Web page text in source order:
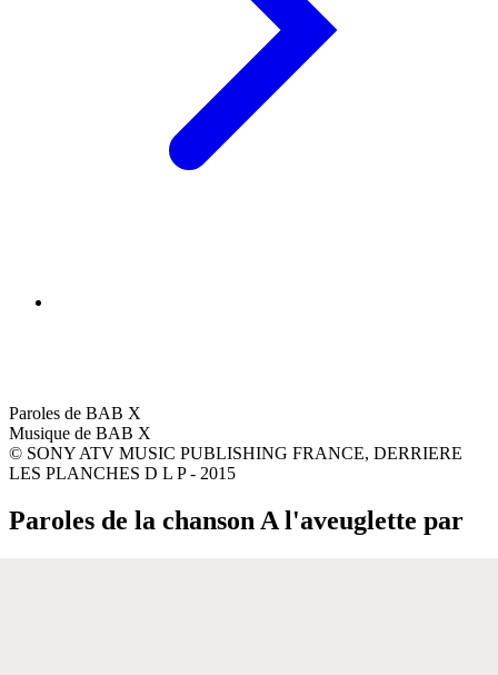
Paroles de BAB X
Musique de BAB X
© SONY ATV MUSIC PUBLISHING FRANCE, DERRIERE
LES PLANCHES D L P - 2015
Paroles de la chanson A l'aveuglette par